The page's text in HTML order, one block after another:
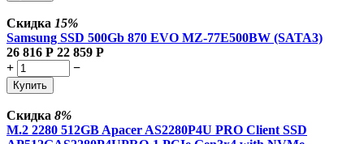
Скидка 15%
Samsung SSD 500Gb 870 EVO MZ-77E500BW (SATA3)
26 816 Р 22 859 Р
+
−
Купить
Скидка 8%
M.2 2280 512GB Apacer AS2280P4U PRO Client SSD